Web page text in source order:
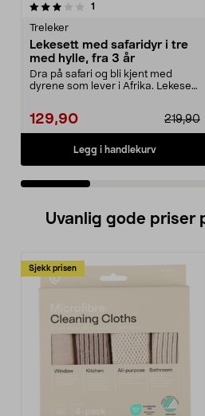
1
Treleker
Lekesett med safaridyr i tre
med hylle, fra 3 år
Dra på safari og bli kjent med
dyrene som lever i Afrika. Lekesett
129,90 219,90
Legg i handlekurv
4.5 av 5 stjerner
Uvanlig gode priser
Sjekk prisen